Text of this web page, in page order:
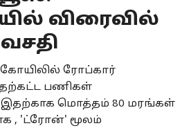
விரைவில்
ரோப்கார்
பணிகள்
இதற்காக மொத்தம் 80 மரங்கள்
, 'ட்ரோன்' மூலம்